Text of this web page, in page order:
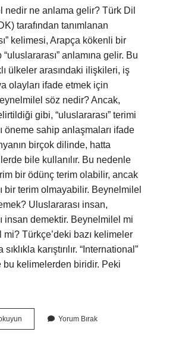
nedir ne anlama gelir? Türk Dil
tarafından tanımlanan
kelimesi, Arapça kökenli bir
anlamına gelir. Bu
ülkeler arasındaki ilişkileri, iş
olayları ifade etmek için
söz nedir? Ancak,
gibi, “uluslararası” terimi
öneme sahip anlaşmaları ifade
birçok dilinde, hatta
bile kullanılır. Bu nedenle
bir ödünç terim olabilir, ancak
bir terim olmayabilir. Beynelmilel
Uluslararası insan,
insan demektir. Beynelmilel mi
mi? Türkçe’deki bazı kelimeler
sıklıkla karıştırılır. “International”
bu kelimelerden biridir. Peki
Beynelmilel
Kelime
Yorum Bırak